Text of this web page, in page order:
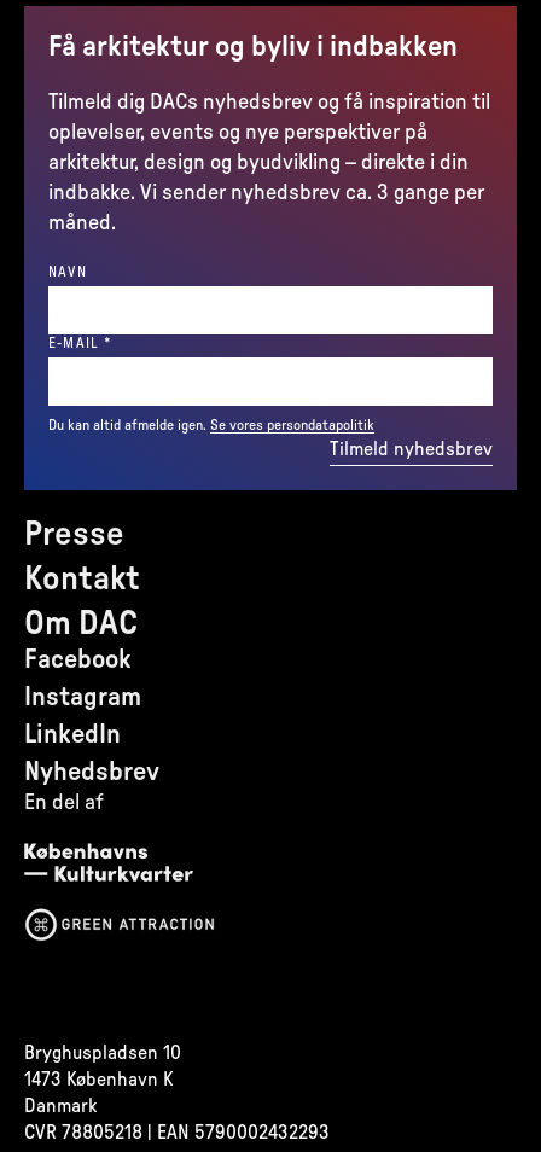
Presse
Kontakt
Om DAC
Facebook
Instagram
LinkedIn
Nyhedsbrev
En del af
Få arkitektur og byliv i indbakken
Tilmeld dig DACs nyhedsbrev og få inspiration til
oplevelser, events og nye perspektiver på
arkitektur, design og byudvikling – direkte i din
indbakke. Vi sender nyhedsbrev ca. 3 gange per
måned.
NAVN
E-MAIL *
Du kan altid afmelde igen. Se vores persondatapolitik
Tilmeld nyhedsbrev
Bryghuspladsen 10
1473 København K
Danmark
CVR 78805218 | EAN 5790002432293